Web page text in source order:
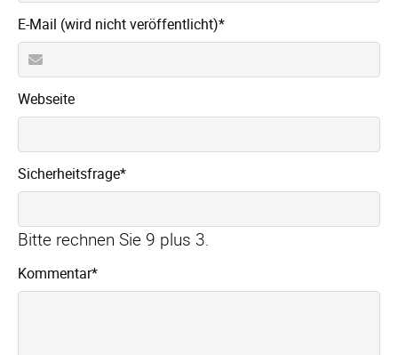
Pflichtfeld
E-Mail (wird nicht veröffentlicht)*
Webseite
Pflichtfeld
Sicherheitsfrage*
Bitte rechnen Sie 9 plus 3.
Pflichtfeld
Kommentar*